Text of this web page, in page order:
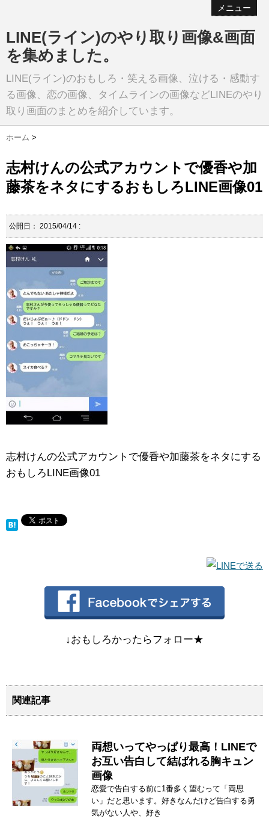
メニュー
LINE(ライン)のやり取り画像&画面
を集めました。
LINE(ライン)のおもしろ・笑える画像、泣ける・感動す
る画像、恋の画像、タイムラインの画像などLINEのやり
取り画面のまとめを紹介しています。
ホーム >
志村けんの公式アカウントで優香や加
藤茶をネタにするおもしろLINE画像01
公開日： 2015/04/14 :
志村けんの公式アカウントで優香や加藤茶をネタにする
おもしろLINE画像01
↓おもしろかったらフォロー★
関連記事
両想いってやっぱり最高！LINEで
お互い告白して結ばれる胸キュン
画像
恋愛で告白する前に1番多く望むって「両思
い」だと思います。好きなんだけど告白する勇
気がない人や、好き